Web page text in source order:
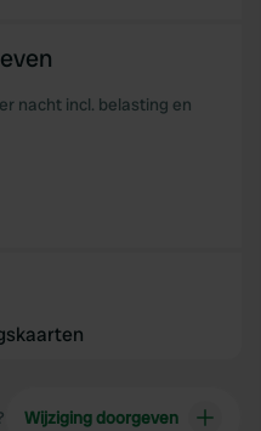
collected from your use
nacht incl. belasting en
Wijziging doorgeven